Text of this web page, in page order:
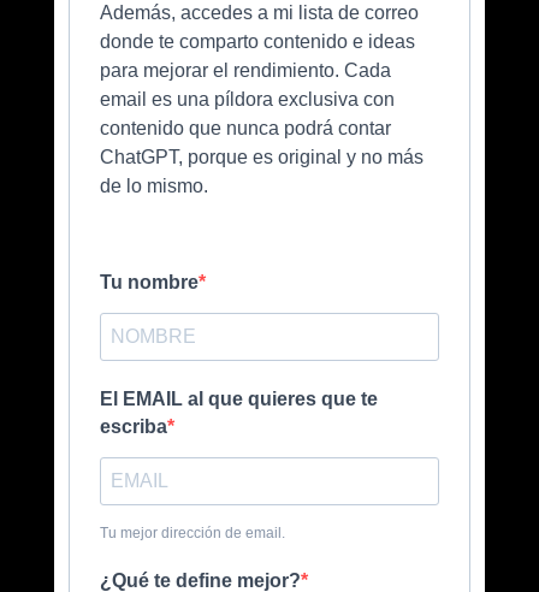
Además, accedes a mi lista de correo
donde te comparto contenido e ideas
para mejorar el rendimiento. Cada
email es una píldora exclusiva con
contenido que nunca podrá contar
ChatGPT, porque es original y no más
de lo mismo.
Tu nombre
El EMAIL al que quieres que te
escriba
Tu mejor dirección de email.
¿Qué te define mejor?